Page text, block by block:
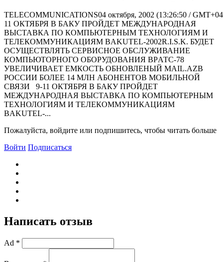
TELECOMMUNICATIONS04 октября, 2002 (13:26:50 /
11 ОКТЯБРЯ В БАКУ ПРОЙДЕТ МЕЖДУНАРОДНАЯ
ВЫСТАВКА ПО КОМПЬЮТЕРНЫМ ТЕХНОЛОГИЯМ И
ТЕЛЕКОММУНИКАЦИЯМ BAKUTEL-2002R.I.S.K. БУДЕТ
ОСУЩЕСТВЛЯТЬ СЕРВИСНОЕ ОБСЛУЖИВАНИЕ
КОМПЬЮТОРНОГО ОБОРУДОВАНИЯ BPАТС-78
УВЕЛИЧИВАЕТ ЕМКОСТЬ ОБНОВЛЕНЫЙ MAIL.AZВ
РОССИИ БОЛЕЕ 14 МЛН АБОНЕНТОВ МОБИЛЬНОЙ
СВЯЗИ 9-11 ОКТЯБРЯ В БАКУ ПРОЙДЕТ
МЕЖДУНАРОДНАЯ ВЫСТАВКА ПО КОМПЬЮТЕРНЫМ
ТЕХНОЛОГИЯМ И ТЕЛЕКОММУНИКАЦИЯМ
BAKUTEL-...
Пожалуйста, войдите или подпишитесь, чтобы читать больше
Войти Подписаться
Написать отзыв
Ad *